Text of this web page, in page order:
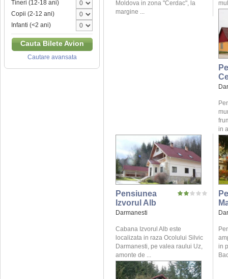
Tineri (12-18 ani)
Copii (2-12 ani)
Infanti (<2 ani)
Cauta Bilete Avion
Cautare avansata
Moldova in zona "Cerdac", la
margine ...
in
Pensiunea
Izvorul Alb
Darmanesti
Cabana Izvorul Alb este
localizata in raza Ocolului Silvic
Darmanesti, pe valea raului Uz,
amonte de ...
in